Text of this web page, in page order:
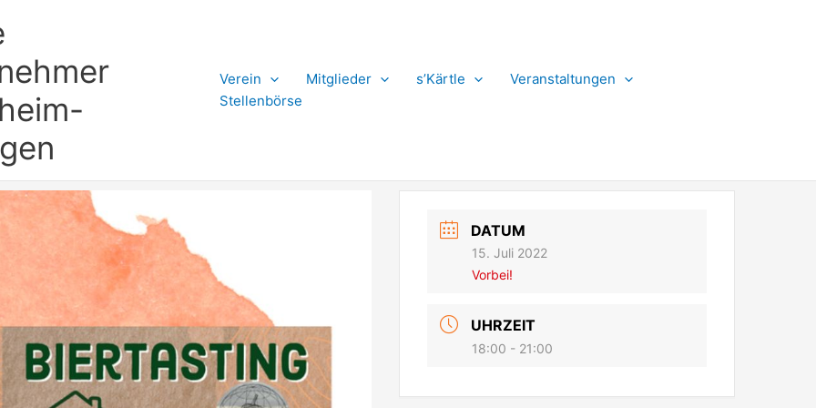
Verein Mitglieder s’Kärtle
Veranstaltungen
Stellenbörse
DATUM
15. Juli 2022
Vorbei!
UHRZEIT
18:00 - 21:00